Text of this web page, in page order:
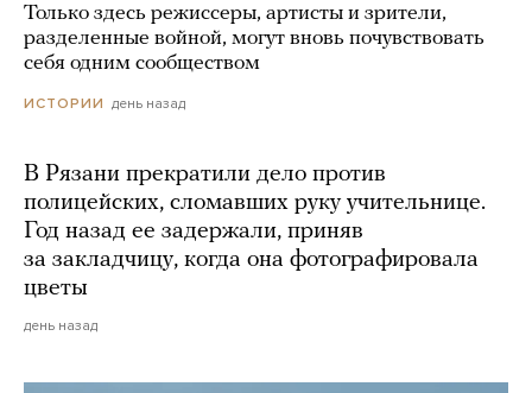
Только здесь режиссеры, артисты и зрители,
разделенные войной, могут вновь почувствовать
себя одним сообществом
ИСТОРИИ день назад
В Рязани прекратили дело против
полицейских, сломавших руку учительнице.
Год назад ее задержали, приняв
за закладчицу, когда она фотографировала
цветы
день назад